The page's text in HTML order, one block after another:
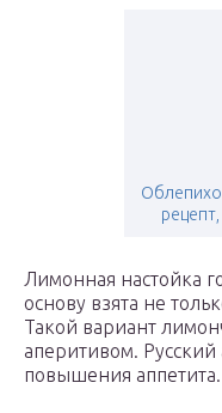
Лимонная настойка
основу взята не
Такой вариант
аперитивом. Русский
повышения аппетита.